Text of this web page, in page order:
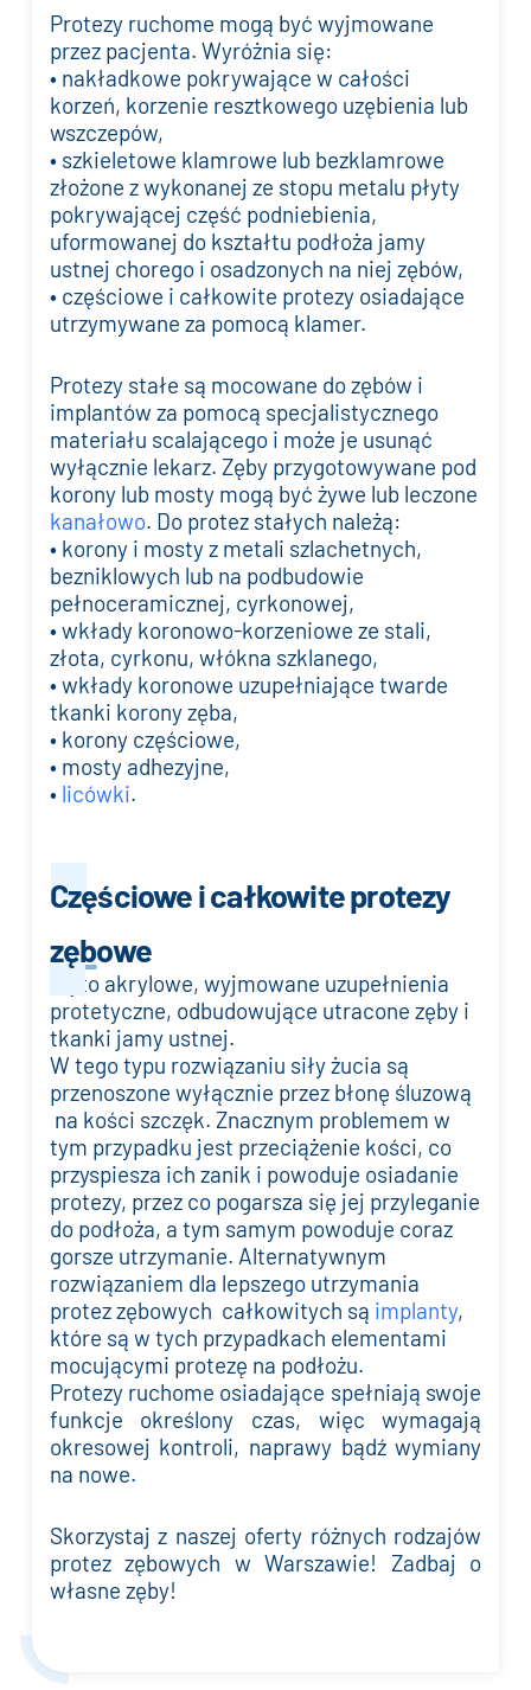
Protezy ruchome mogą być wyjmowane
przez pacjenta. Wyróżnia się:
• nakładkowe pokrywające w całości
korzeń, korzenie resztkowego uzębienia lub
wszczepów,
• szkieletowe klamrowe lub bezklamrowe
złożone z wykonanej ze stopu metalu płyty
pokrywającej część podniebienia,
uformowanej do kształtu podłoża jamy
ustnej chorego i osadzonych na niej zębów,
• częściowe i całkowite protezy osiadające
utrzymywane za pomocą klamer.
Protezy stałe są mocowane do zębów i
implantów za pomocą specjalistycznego
materiału scalającego i może je usunąć
wyłącznie lekarz. Zęby przygotowywane pod
korony lub mosty mogą być żywe lub leczone
kanałowo. Do protez stałych należą:
• korony i mosty z metali szlachetnych,
bezniklowych lub na podbudowie
pełnoceramicznej, cyrkonowej,
• wkłady koronowo-korzeniowe ze stali,
złota, cyrkonu, włókna szklanego,
• wkłady koronowe uzupełniające twarde
tkanki korony zęba,
• korony częściowe,
• mosty adhezyjne,
• licówki.
Częściowe i całkowite protezy
zębowe
Są to akrylowe, wyjmowane uzupełnienia
protetyczne, odbudowujące utracone zęby i
tkanki jamy ustnej.
W tego typu rozwiązaniu siły żucia są
przenoszone wyłącznie przez błonę śluzową
na kości szczęk. Znacznym problemem w
tym przypadku jest przeciążenie kości, co
przyspiesza ich zanik i powoduje osiadanie
protezy, przez co pogarsza się jej przyleganie
do podłoża, a tym samym powoduje coraz
gorsze utrzymanie. Alternatywnym
rozwiązaniem dla lepszego utrzymania
protez zębowych całkowitych są implanty,
które są w tych przypadkach elementami
mocującymi protezę na podłożu.
Protezy ruchome osiadające spełniają swoje
funkcje określony czas, więc wymagają
okresowej kontroli, naprawy bądź wymiany
na nowe.
Skorzystaj z naszej oferty różnych rodzajów
protez zębowych w Warszawie! Zadbaj o
własne zęby!